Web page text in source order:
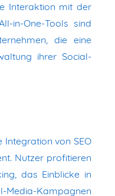
Interaktion mit der
in-One-Tools sind
die eine
ihrer Social-
Integration von SEO
Nutzer profitieren
das Einblicke in
Kampagnen